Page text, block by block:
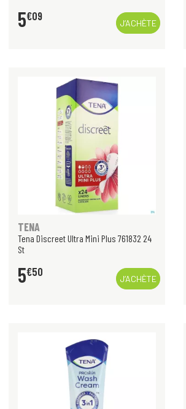
5€09
J’ACHÈTE
TENA
Tena Discreet Ultra Mini Plus 761832 24
St
5€50
J’ACHÈTE